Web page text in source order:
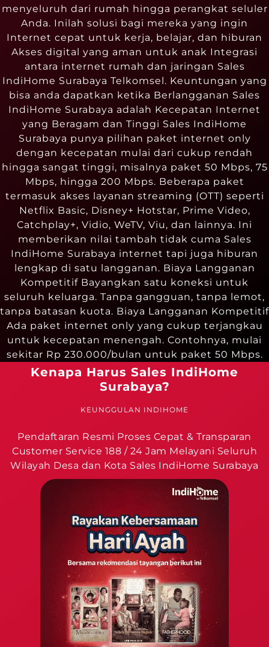
menyeluruh dari rumah hingga perangkat seluler
Anda. Inilah solusi bagi mereka yang ingin
Internet cepat untuk kerja, belajar, dan hiburan
Akses digital yang aman untuk anak Integrasi
antara internet rumah dan jaringan Sales
IndiHome Surabaya Telkomsel. Keuntungan yang
bisa anda dapatkan ketika Berlangganan Sales
IndiHome Surabaya adalah Kecepatan Internet
yang Beragam dan Tinggi Sales IndiHome
Surabaya punya pilihan paket internet only
dengan kecepatan mulai dari cukup rendah
hingga sangat tinggi, misalnya paket 50 Mbps, 75
Mbps, hingga 200 Mbps. Beberapa paket
termasuk akses layanan streaming (OTT) seperti
Netflix Basic, Disney+ Hotstar, Prime Video,
Catchplay+, Vidio, WeTV, Viu, dan lainnya. Ini
memberikan nilai tambah tidak cuma Sales
IndiHome Surabaya internet tapi juga hiburan
lengkap di satu langganan. Biaya Langganan
Kompetitif Bayangkan satu koneksi untuk
seluruh keluarga. Tanpa gangguan, tanpa lemot,
tanpa batasan kuota. Biaya Langganan Kompetitif
Ada paket internet only yang cukup terjangkau
untuk kecepatan menengah. Contohnya, mulai
sekitar Rp 230.000/bulan untuk paket 50 Mbps.
Kenapa Harus Sales IndiHome
Surabaya?
KEUNGGULAN INDIHOME
Pendaftaran Resmi Proses Cepat & Transparan
Customer Service 188 / 24 Jam Melayani Seluruh
Wilayah Desa dan Kota Sales IndiHome Surabaya